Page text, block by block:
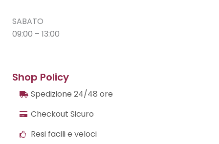
SABATO
09:00 – 13:00
Shop Policy
Spedizione 24/48 ore
Checkout Sicuro
Resi facili e veloci